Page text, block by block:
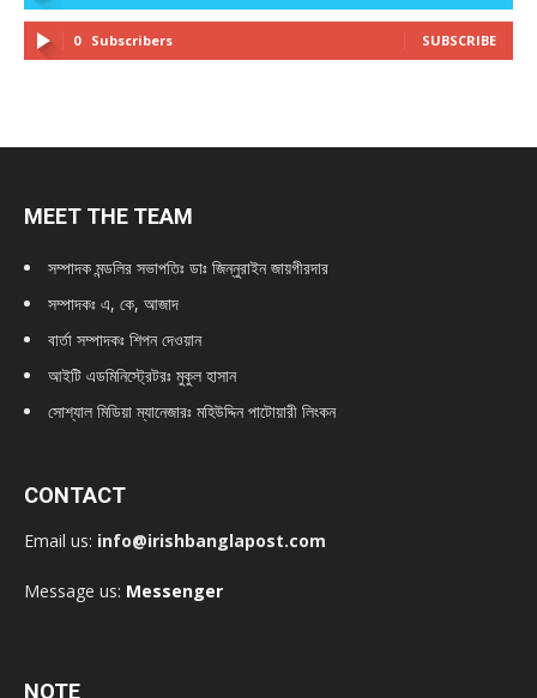
0 Subscribers SUBSCRIBE
MEET THE TEAM
সম্পাদক মন্ডলির সভাপতিঃ ডাঃ জিন্নুরাইন জায়গীরদার
সম্পাদকঃ এ, কে, আজাদ
বার্তা সম্পাদকঃ শিপন দেওয়ান
আইটি এডমিনিস্ট্রেটরঃ মুকুল হাসান
সোশ্যাল মিডিয়া ম্যানেজারঃ মহিউদ্দিন পাটোয়ারী লিংকন
CONTACT
Email us: info@irishbanglapost.com
Message us: Messenger
NOTE